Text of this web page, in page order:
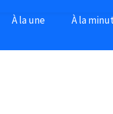
À la une À la